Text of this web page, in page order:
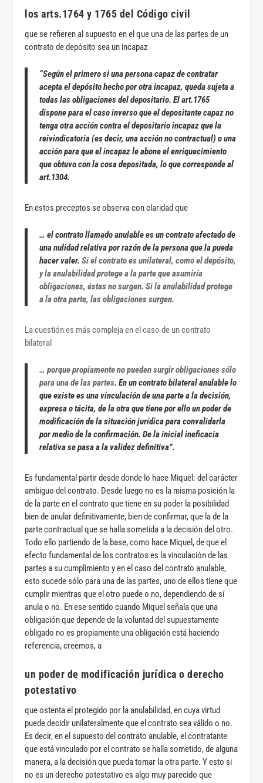
los arts.1764 y 1765 del Código civil
que se refieren al supuesto en el que una de las partes de un
contrato de depósito sea un incapaz
“Según el primero si una persona capaz de contratar
acepta el depósito hecho por otra incapaz, queda sujeta a
todas las obligaciones del depositario. El art.1765
dispone para el caso inverso que el depositante capaz no
tenga otra acción contra el depositario incapaz que la
reivindicatoria (es decir, una acción no contractual) o una
acción para que el incapaz le abone el enriquecimiento
que obtuvo con la cosa depositada, lo que corresponde al
art.1304.
En estos preceptos se observa con claridad que
… el contrato llamado anulable es un contrato afectado de
una nulidad relativa por razón de la persona que la pueda
hacer valer. Si el contrato es unilateral, como el depósito,
y la anulabilidad protege a la parte que asumiría
obligaciones, éstas no surgen. Si la anulabilidad protege
a la otra parte, las obligaciones surgen.
La cuestión es más compleja en el caso de un contrato
bilateral
… porque propiamente no pueden surgir obligaciones sólo
para una de las partes.En un contrato bilateral anulable lo
que existe es una vinculación de una parte a la decisión,
expresa o tácita, de la otra que tiene por ello un poder de
modificación de la situación jurídica para convalidarla
por medio de la confirmación. De la inicial ineficacia
relativa se pasa a la validez definitiva”.
Es fundamental partir desde donde lo hace Miquel: del carácter
ambiguo del contrato. Desde luego no es la misma posición la
de la parte en el contrato que tiene en su poder la posibilidad
bien de anular definitivamente, bien de confirmar, que la de la
parte contractual que se halla sometida a la decisión del otro.
Todo ello partiendo de la base, como hace Miquel, de que el
efecto fundamental de los contratos es la vinculación de las
partes a su cumplimiento y en el caso del contrato anulable,
esto sucede sólo para una de las partes, uno de ellos tiene que
cumplir mientras que el otro puede o no, dependiendo de sí
anula o no. En ese sentido cuando Miquel señala que una
obligación que depende de la voluntad del supuestamente
obligado no es propiamente una obligación está haciendo
referencia, creemos, a
un poder de modificación jurídica o derecho
potestativo
que ostenta el protegido por la anulabilidad, en cuya virtud
puede decidir unilateralmente que el contrato sea válido o no.
Es decir, en el supuesto del contrato anulable, el contratante
que está vinculado por el contrato se halla sometido, de alguna
manera, a la decisión que pueda tomar la otra parte. Y esto si
no es un derecho potestativo es algo muy parecido que